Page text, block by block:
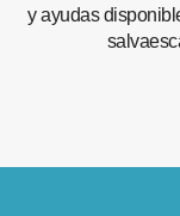
y ayudas